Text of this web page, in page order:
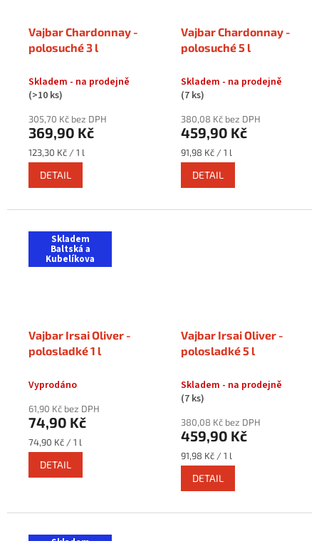
Vajbar Chardonnay -
polosuché 3 l
Skladem - na prodejně
(>10 ks)
305,70 Kč bez DPH
369,90 Kč
Měrná
cena:
123,30 Kč / 1 l
DETAIL
Vajbar Chardonnay -
polosuché 5 l
Skladem - na prodejně
(7 ks)
380,08 Kč bez DPH
459,90 Kč
Měrná
cena:
91,98 Kč / 1 l
DETAIL
Skladem
Baltská a
Kubelíkova
Vajbar Irsai Oliver -
polosladké 1 l
Vyprodáno
61,90 Kč bez DPH
74,90 Kč
Měrná
cena:
74,90 Kč / 1 l
DETAIL
Vajbar Irsai Oliver -
polosladké 5 l
Skladem - na prodejně
(7 ks)
380,08 Kč bez DPH
459,90 Kč
Měrná
cena:
91,98 Kč / 1 l
DETAIL